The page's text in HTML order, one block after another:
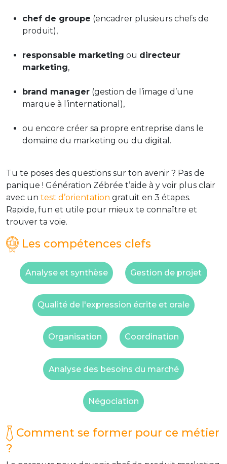
chef de groupe (encadrer plusieurs chefs de
produit),
responsable marketing ou directeur
marketing,
brand manager (gestion de l’image d’une
marque à l’international),
ou encore créer sa propre entreprise dans le
domaine du marketing ou du digital.
Tu te poses des questions sur ton avenir ? Pas de
panique ! Génération Zébrée t’aide à y voir plus clair
avec un test d’orientation gratuit en 3 étapes.
Rapide, fun et utile pour mieux te connaître et
trouver ta voie.
Les compétences clefs
Analyse et synthèse Gestion de projet
Qualité de l'expression écrite et orale
Organisation Coordination
Analyse des besoins du marché
Négociation
Comment se former pour ce métier
?